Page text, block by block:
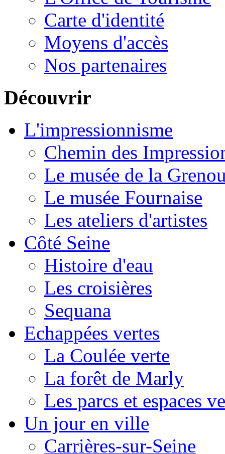
Carte d'identité
Moyens d'accès
Nos partenaires
Découvrir
L'impressionnisme
Chemin des
Le musée de la
Le musée Fournaise
Les ateliers d'artistes
Côté Seine
Histoire d'eau
Les croisières
Sequana
Echappées vertes
La Coulée verte
La forêt de Marly
Les parcs et espaces
Un jour en ville
Carrières-sur-Seine